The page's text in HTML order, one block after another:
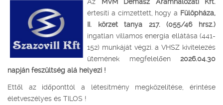
értesíti a címzettett, hogy a Fülöpháza,
II. körzet tanya 217. (055/46 hrsz.)
ingatlan villamos energia ellátása (441-
152) munkáját végzi. a VHSZ kivitelezés
ütemének megfelelően 2026.04.30
napján feszültség alá helyezi !
Ettől az időponttól a létesítmény megközelítése, érintése
életveszélyes és TILOS !